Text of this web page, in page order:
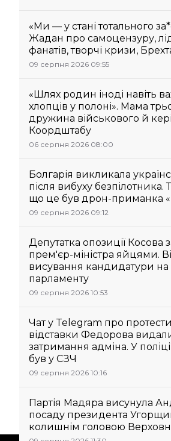
«Ми — у стані тотального
Жадан про самоцензуру,
фанатів, творчі кризи,
09 серпня 2026 09:55
«Шлях родин іноді навіть
хлопців у полоні». Мама
дружина військового й
Коордштабу
06 серпня 2026 08:00
Болгарія викликала
після вибуху
що це був дрон-приманка
09 серпня 2026 09:12
Депутатка опозиції Косова
прем'єр-міністра яйцями.
висування кандидатури на
парламенту
09 серпня 2026 10:53
Чат у Telegram про
відставки Федорова
затримання адміна. У
був у СЗЧ
09 серпня 2026 10:16
Партія Мадяра висунула
посаду президента
колишнім головою